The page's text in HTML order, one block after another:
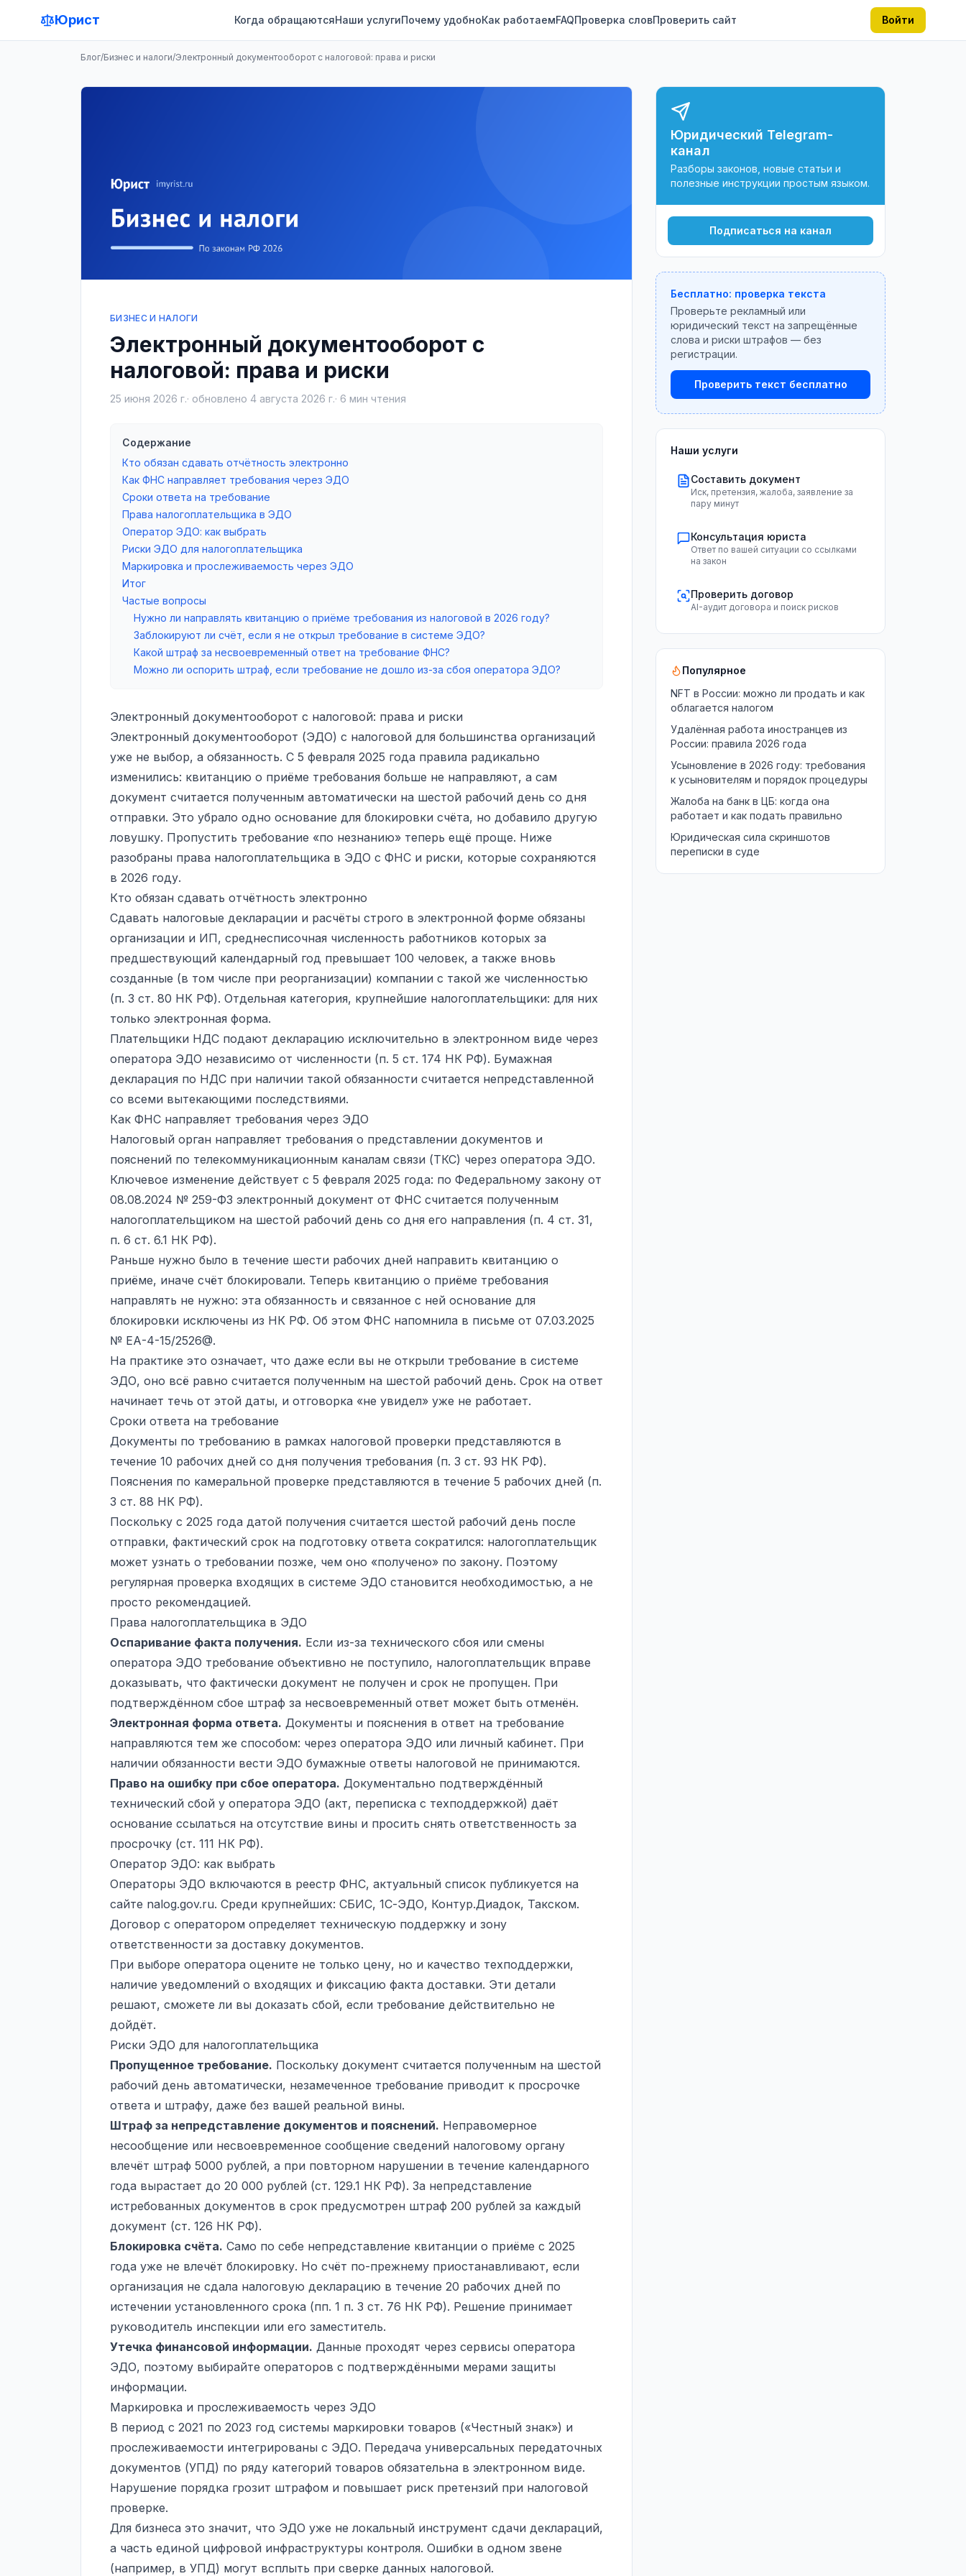
Юрист Когда обращаютсяНаши услугиПочему удобноКак работаемFAQПроверка словПроверить сайт Войти
Блог/Бизнес и налоги/Электронный документооборот с налоговой: права и риски
БИЗНЕС И НАЛОГИ
Электронный документооборот с
налоговой: права и риски
25 июня 2026 г.· обновлено 4 августа 2026 г.· 6 мин чтения
Содержание
Кто обязан сдавать отчётность электронно
Как ФНС направляет требования через ЭДО
Сроки ответа на требование
Права налогоплательщика в ЭДО
Оператор ЭДО: как выбрать
Риски ЭДО для налогоплательщика
Маркировка и прослеживаемость через ЭДО
Итог
Частые вопросы
Нужно ли направлять квитанцию о приёме требования из налоговой в 2026 году?
Заблокируют ли счёт, если я не открыл требование в системе ЭДО?
Какой штраф за несвоевременный ответ на требование ФНС?
Можно ли оспорить штраф, если требование не дошло из-за сбоя оператора ЭДО?
Электронный документооборот с налоговой: права и риски
Электронный документооборот (ЭДО) с налоговой для большинства организаций
уже не выбор, а обязанность. С 5 февраля 2025 года правила радикально
изменились: квитанцию о приёме требования больше не направляют, а сам
документ считается полученным автоматически на шестой рабочий день со дня
отправки. Это убрало одно основание для блокировки счёта, но добавило другую
ловушку. Пропустить требование «по незнанию» теперь ещё проще. Ниже
разобраны права налогоплательщика в ЭДО с ФНС и риски, которые сохраняются
в 2026 году.
Кто обязан сдавать отчётность электронно
Сдавать налоговые декларации и расчёты строго в электронной форме обязаны
организации и ИП, среднесписочная численность работников которых за
предшествующий календарный год превышает 100 человек, а также вновь
созданные (в том числе при реорганизации) компании с такой же численностью
(п. 3 ст. 80 НК РФ). Отдельная категория, крупнейшие налогоплательщики: для них
только электронная форма.
Плательщики НДС подают декларацию исключительно в электронном виде через
оператора ЭДО независимо от численности (п. 5 ст. 174 НК РФ). Бумажная
декларация по НДС при наличии такой обязанности считается непредставленной
со всеми вытекающими последствиями.
Как ФНС направляет требования через ЭДО
Налоговый орган направляет требования о представлении документов и
пояснений по телекоммуникационным каналам связи (ТКС) через оператора ЭДО.
Ключевое изменение действует с 5 февраля 2025 года: по Федеральному закону от
08.08.2024 № 259-ФЗ электронный документ от ФНС считается полученным
налогоплательщиком на шестой рабочий день со дня его направления (п. 4 ст. 31,
п. 6 ст. 6.1 НК РФ).
Раньше нужно было в течение шести рабочих дней направить квитанцию о
приёме, иначе счёт блокировали. Теперь квитанцию о приёме требования
направлять не нужно: эта обязанность и связанное с ней основание для
блокировки исключены из НК РФ. Об этом ФНС напомнила в письме от 07.03.2025
№ ЕА-4-15/2526@.
На практике это означает, что даже если вы не открыли требование в системе
ЭДО, оно всё равно считается полученным на шестой рабочий день. Срок на ответ
начинает течь от этой даты, и отговорка «не увидел» уже не работает.
Сроки ответа на требование
Документы по требованию в рамках налоговой проверки представляются в
течение 10 рабочих дней со дня получения требования (п. 3 ст. 93 НК РФ).
Пояснения по камеральной проверке представляются в течение 5 рабочих дней (п.
3 ст. 88 НК РФ).
Поскольку с 2025 года датой получения считается шестой рабочий день после
отправки, фактический срок на подготовку ответа сократился: налогоплательщик
может узнать о требовании позже, чем оно «получено» по закону. Поэтому
регулярная проверка входящих в системе ЭДО становится необходимостью, а не
просто рекомендацией.
Права налогоплательщика в ЭДО
Оспаривание факта получения. Если из-за технического сбоя или смены
оператора ЭДО требование объективно не поступило, налогоплательщик вправе
доказывать, что фактически документ не получен и срок не пропущен. При
подтверждённом сбое штраф за несвоевременный ответ может быть отменён.
Электронная форма ответа. Документы и пояснения в ответ на требование
направляются тем же способом: через оператора ЭДО или личный кабинет. При
наличии обязанности вести ЭДО бумажные ответы налоговой не принимаются.
Право на ошибку при сбое оператора. Документально подтверждённый
технический сбой у оператора ЭДО (акт, переписка с техподдержкой) даёт
основание ссылаться на отсутствие вины и просить снять ответственность за
просрочку (ст. 111 НК РФ).
Оператор ЭДО: как выбрать
Операторы ЭДО включаются в реестр ФНС, актуальный список публикуется на
сайте nalog.gov.ru. Среди крупнейших: СБИС, 1С-ЭДО, Контур.Диадок, Такском.
Договор с оператором определяет техническую поддержку и зону
ответственности за доставку документов.
При выборе оператора оцените не только цену, но и качество техподдержки,
наличие уведомлений о входящих и фиксацию факта доставки. Эти детали
решают, сможете ли вы доказать сбой, если требование действительно не
дойдёт.
Риски ЭДО для налогоплательщика
Пропущенное требование. Поскольку документ считается полученным на шестой
рабочий день автоматически, незамеченное требование приводит к просрочке
ответа и штрафу, даже без вашей реальной вины.
Штраф за непредставление документов и пояснений. Неправомерное
несообщение или несвоевременное сообщение сведений налоговому органу
влечёт штраф 5000 рублей, а при повторном нарушении в течение календарного
года вырастает до 20 000 рублей (ст. 129.1 НК РФ). За непредставление
истребованных документов в срок предусмотрен штраф 200 рублей за каждый
документ (ст. 126 НК РФ).
Блокировка счёта. Само по себе непредставление квитанции о приёме с 2025
года уже не влечёт блокировку. Но счёт по-прежнему приостанавливают, если
организация не сдала налоговую декларацию в течение 20 рабочих дней по
истечении установленного срока (пп. 1 п. 3 ст. 76 НК РФ). Решение принимает
руководитель инспекции или его заместитель.
Утечка финансовой информации. Данные проходят через сервисы оператора
ЭДО, поэтому выбирайте операторов с подтверждёнными мерами защиты
информации.
Маркировка и прослеживаемость через ЭДО
В период с 2021 по 2023 год системы маркировки товаров («Честный знак») и
прослеживаемости интегрированы с ЭДО. Передача универсальных передаточных
документов (УПД) по ряду категорий товаров обязательна в электронном виде.
Нарушение порядка грозит штрафом и повышает риск претензий при налоговой
проверке.
Для бизнеса это значит, что ЭДО уже не локальный инструмент сдачи деклараций,
а часть единой цифровой инфраструктуры контроля. Ошибки в одном звене
(например, в УПД) могут всплыть при сверке данных налоговой.
Юридический Telegram-
канал
Разборы законов, новые статьи и
полезные инструкции простым языком.
Подписаться на канал
Бесплатно: проверка текста
Проверьте рекламный или
юридический текст на запрещённые
слова и риски штрафов — без
регистрации.
Проверить текст бесплатно
Наши услуги
Составить документ
Иск, претензия, жалоба, заявление за
пару минут
Консультация юриста
Ответ по вашей ситуации со ссылками
на закон
Проверить договор
AI-аудит договора и поиск рисков
Популярное
NFT в России: можно ли продать и как
облагается налогом
Удалённая работа иностранцев из
России: правила 2026 года
Усыновление в 2026 году: требования
к усыновителям и порядок процедуры
Жалоба на банк в ЦБ: когда она
работает и как подать правильно
Юридическая сила скриншотов
переписки в суде